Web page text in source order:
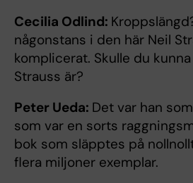
Cecilia Odlind:
någonstans i den här Neil
komplicerat. Skulle du
Strauss är?
Peter Ueda: Det var han
som var en sorts
bok som släpptes på
flera miljoner exemplar.